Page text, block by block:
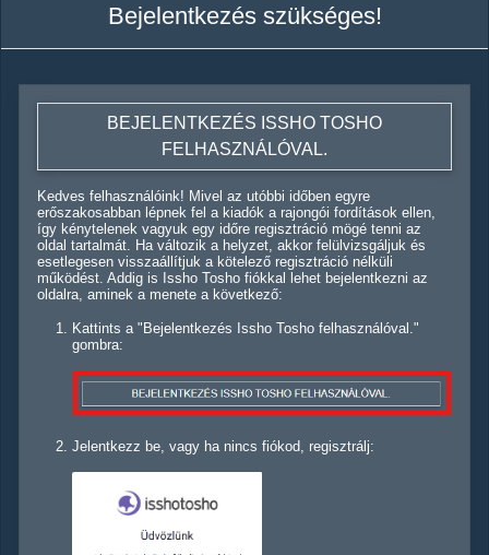
Bejelentkezés szükséges!
BEJELENTKEZÉS ISSHO TOSHO
FELHASZNÁLÓVAL.
Kedves felhasználóink! Mivel az utóbbi időben egyre
erőszakosabban lépnek fel a kiadók a rajongói fordítások ellen,
így kénytelenek vagyuk egy időre regisztráció mögé tenni az
oldal tartalmát. Ha változik a helyzet, akkor felülvizsgáljuk és
esetlegesen visszaállítjuk a kötelező regisztráció nélküli
működést. Addig is Issho Tosho fiókkal lehet bejelentkezni az
oldalra, aminek a menete a következő:
Kattints a "Bejelentkezés Issho Tosho felhasználóval."
gombra:
Jelentkezz be, vagy ha nincs fiókod, regisztrálj: